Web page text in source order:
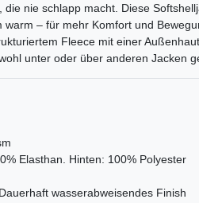
die nie schlapp macht. Diese
– für mehr Komfort und
Fleece mit einer
unter oder über anderen Jacken
Elasthan. Hinten: 100% Polyester
wasserabweisendes Finish